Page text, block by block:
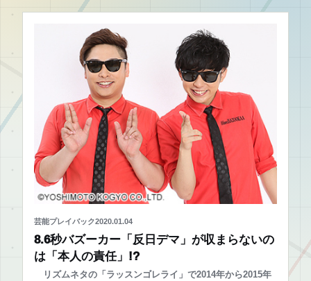
芸能プレイバック2020.01.04
8.6秒バズーカー「反日デマ」が収まらないの
は「本人の責任」!?
リズムネタの「ラッスンゴレライ」で2014年から2015年